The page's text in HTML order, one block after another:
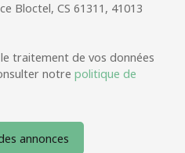
Bloctel, CS 61311, 41013
traitement de vos données
notre politique de
annonces